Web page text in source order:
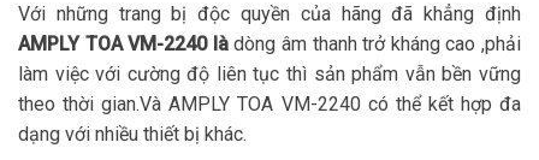
Với những trang bị độc quyền của hãng đã khẳng định
AMPLY TOA VM-2240 làdòng âm thanh trở kháng cao ,phải
làm việc với cường độ liên tục thì sản phẩm vẫn bền vững
theo thời gian.Và AMPLY TOA VM-2240 có thể kết hợp đa
dạng với nhiều thiết bị khác.